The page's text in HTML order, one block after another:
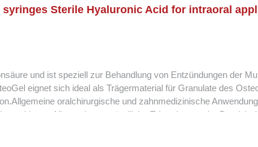
syringes Sterile Hyaluronic Acid for intraoral
und ist speziell zur Behandlung von Entzündungen der
eignet sich ideal als Trägermaterial für Granulate des
zahnmedizinische Anwendungen - Beschleunigung der Heilung nach Vestibulumplastik.-
Allgemeine entzündliche Erkrankungen im Bereich
beschleunigt die Wundheilung. - Steigerung der Neubildung